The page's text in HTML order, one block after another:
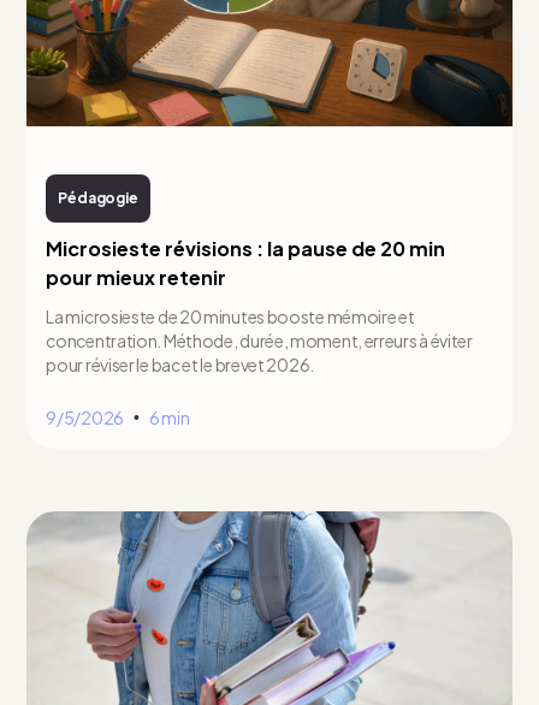
Pédagogie
Microsieste révisions : la pause de 20 min
pour mieux retenir
La microsieste de 20 minutes booste mémoire et
concentration. Méthode, durée, moment, erreurs à éviter
pour réviser le bac et le brevet 2026.
9/5/2026 • 6 min